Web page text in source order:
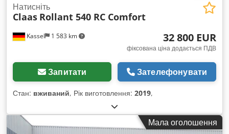
Kassel 1 583 km
Натисніть
Claas Rollant 540 RC Comfort
32 800 EUR
фіксована ціна додається ПДВ
Запитати Зателефонувати
Стан: вживаний, Рік виготовлення: 2019,
Мала оголошення